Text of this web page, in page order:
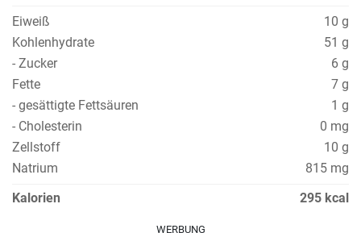
Eiweiß
10 g
Kohlenhydrate
51 g
- Zucker
6 g
Fette
7 g
- gesättigte Fettsäuren
1 g
- Cholesterin
0 mg
Zellstoff
10 g
Natrium
815 mg
Kalorien
295 kcal
WERBUNG